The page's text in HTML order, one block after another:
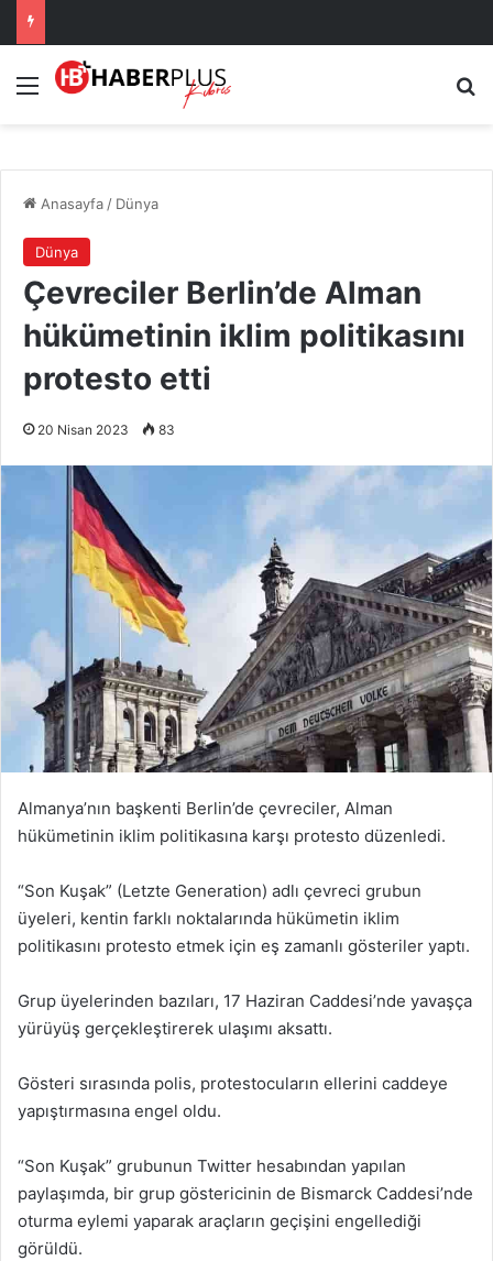
Menü
Anasayfa/ Dünya
Dünya
Çevreciler Berlin’de Alman
hükümetinin iklim politikasını
protesto etti
20 Nisan 2023 83
Almanya’nın başkenti Berlin’de çevreciler, Alman
hükümetinin iklim politikasına karşı protesto düzenledi.
“Son Kuşak” (Letzte Generation) adlı çevreci grubun
üyeleri, kentin farklı noktalarında hükümetin iklim
politikasını protesto etmek için eş zamanlı gösteriler yaptı.
Grup üyelerinden bazıları, 17 Haziran Caddesi’nde yavaşça
yürüyüş gerçekleştirerek ulaşımı aksattı.
Gösteri sırasında polis, protestocuların ellerini caddeye
yapıştırmasına engel oldu.
“Son Kuşak” grubunun Twitter hesabından yapılan
paylaşımda, bir grup göstericinin de Bismarck Caddesi’nde
oturma eylemi yaparak araçların geçişini engellediği
görüldü.